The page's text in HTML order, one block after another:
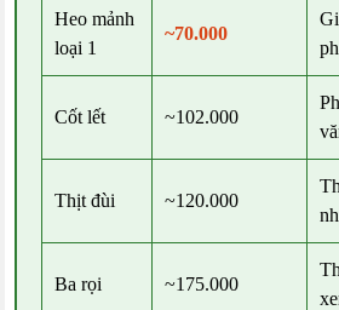
Heo mảnh
loại 1
~70.000
Cốt lết ~102.000
Thịt đùi ~120.000
Ba rọi ~175.000